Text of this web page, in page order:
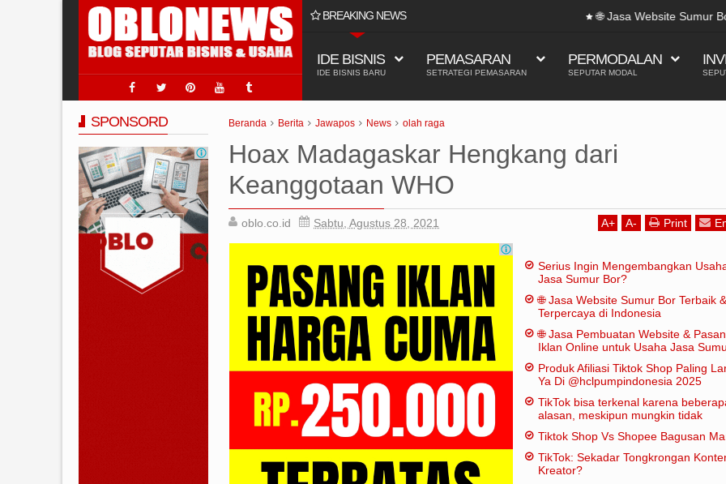
BREAKING NEWS
Jasa Sumur Bor? 🌐 Jasa Website Sumur Bor Terbaik & Terpercaya di
IDE BISNIS
IDE BISNIS BARU
PEMASARAN
SETRATEGI PEMASARAN
PERMODALAN
SEPUTAR MODAL
Beranda Berita Jawapos News olah raga
Hoax Madagaskar Hengkang dari
Keanggotaan WHO
oblo.co.id Sabtu, Agustus 28, 2021 A+ A- Print
Serius Ingin Mengembangkan
Jasa Sumur Bor?
🌐 Jasa Website Sumur Bor Terbaik &
Terpercaya di Indonesia
🌐 Jasa Pembuatan Website &
Iklan Online untuk Usaha Jasa
Produk Afiliasi Tiktok Shop Paling
Ya Di @hclpumpindonesia 2025
TikTok bisa terkenal karena
alasan, meskipun mungkin tidak
tradisional:
Tiktok Shop Vs Shopee Bagusan
TikTok: Sekadar Tongkrongan
Kreator?
SPONSORD